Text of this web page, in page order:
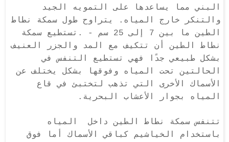
البني مما يساعدها على التمويه الجيد
والتنكر خارج المياه. يتراوح طول سمكة نطاط
الطين ما بين 7 إلى 25 سم
. - تستطيع سمكة
نطاط الطين أن تتكيف مع المد والجزر العنيف
بشكل طبيعي جدًا فهي تستطيع التنفس في
الحالتين تحت المياه وفوقها بشكل يختلف عن
الأسماك الأخرى التي تذهب لتختبئ في قاع
المياه بجوار الأعشاب البحرية .
تتنفس سمكة نطاط الطين داخل المياه
باستخدام الخياشيم كباقي الأسماك أما فوق